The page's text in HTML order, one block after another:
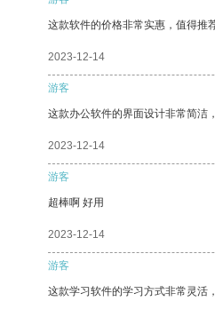
这款软件的价格非常实惠，值得推荐
2023-12-14
游客
这款办公软件的界面设计非常简洁
2023-12-14
游客
超棒啊 好用
2023-12-14
游客
这款学习软件的学习方式非常灵活